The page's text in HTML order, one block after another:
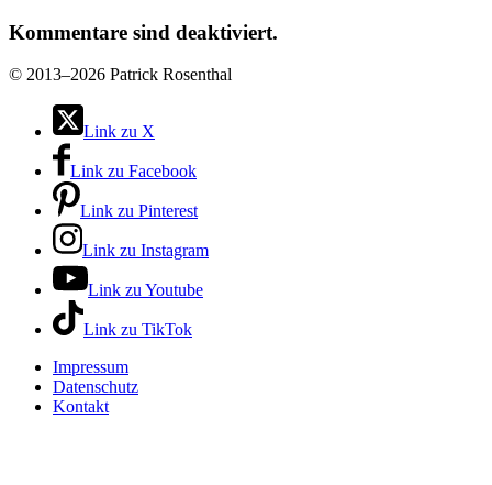
Kommentare sind deaktiviert.
© 2013–2026 Patrick Rosenthal
Link zu X
Link zu Facebook
Link zu Pinterest
Link zu Instagram
Link zu Youtube
Link zu TikTok
Impressum
Datenschutz
Kontakt